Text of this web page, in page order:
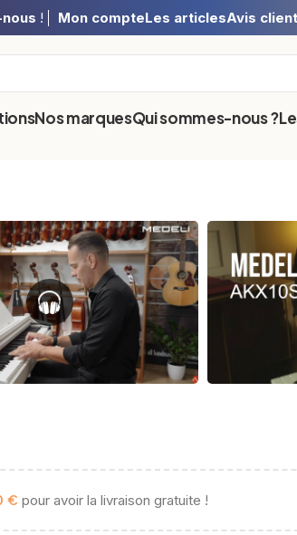
! Mon compteLes articlesAvis
Nos marquesQui sommes-nous ?
€ pour avoir la livraison gratuite !